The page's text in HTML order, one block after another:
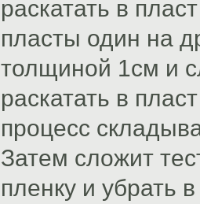
раскатать в
пласты один на
толщиной 1см и
раскатать в
процесс
Затем сложит
пленку и убрать